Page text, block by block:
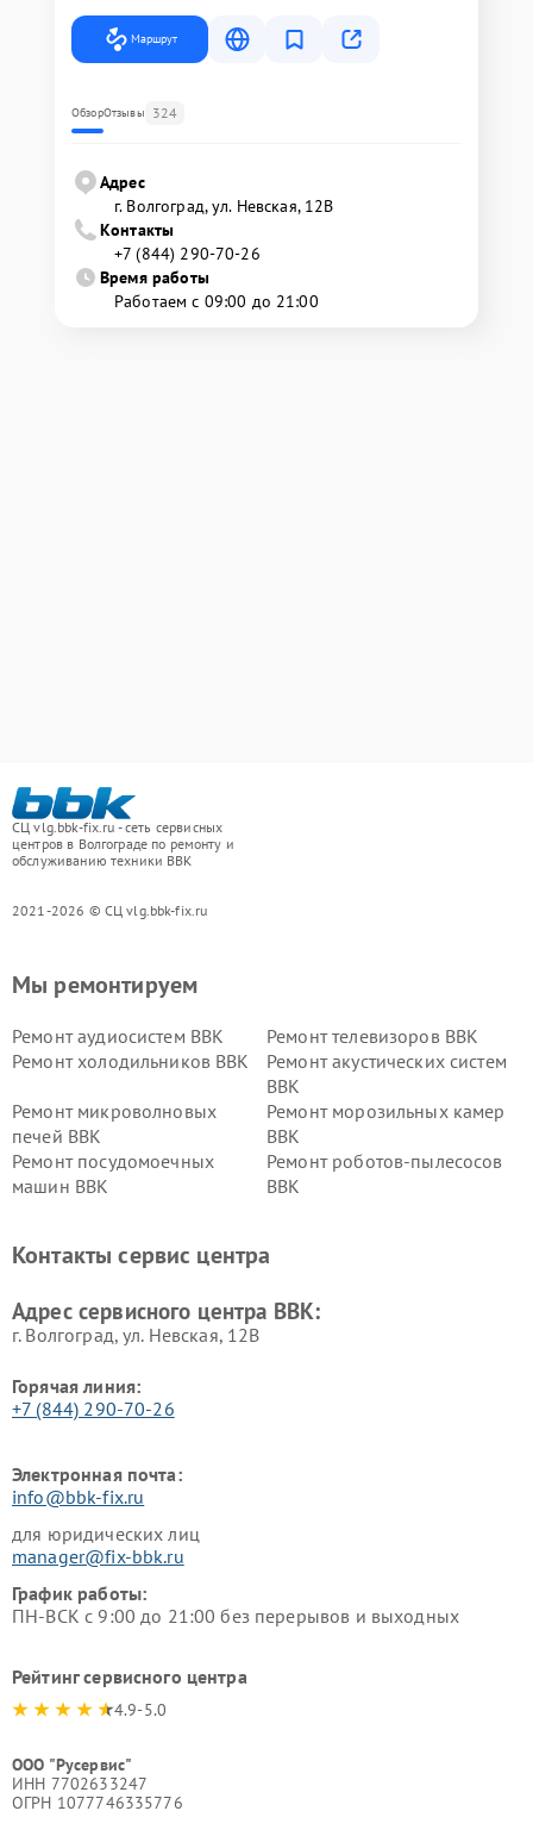
Маршрут
ОбзорОтзывы 324
Адрес
г. Волгоград, ул. Невская, 12В
Контакты
+7 (844) 290-70-26
Время работы
Работаем с 09:00 до 21:00
СЦ vlg.bbk-fix.ru - сеть сервисных
центров в Волгограде по ремонту и
обслуживанию техники BBK
2021-2026 © СЦ vlg.bbk-fix.ru
Мы ремонтируем
Ремонт аудиосистем BBK
Ремонт телевизоров BBK
Ремонт холодильников BBK
Ремонт акустических систем
BBK
Ремонт микроволновых
печей BBK
Ремонт морозильных камер
BBK
Ремонт посудомоечных
машин BBK
Ремонт роботов-пылесосов
BBK
Ремонт винных шкафов BBK
Контакты сервис центра
Адрес сервисного центра BBK:
г. Волгоград, ул. Невская, 12В
Горячая линия:
+7 (844) 290-70-26
Электронная почта:
info@bbk-fix.ru
для юридических лиц
manager@fix-bbk.ru
График работы:
ПН-ВСК с 9:00 до 21:00 без перерывов и выходных
Рейтинг сервисного центра
4.9-5.0
ООО "Русервис"
ИНН 7702633247
ОГРН 1077746335776